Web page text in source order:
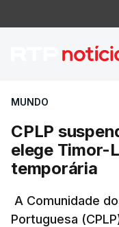
CPLP
MUNDO
CPLP
elege Timor-
temporária
A Comunidade
Portuguesa